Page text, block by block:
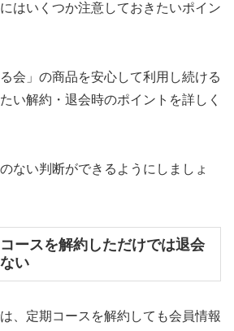
はいくつか注意しておきたいポイン
会」の商品を安心して利用し続ける
い解約・退会時のポイントを詳しく
ない判断ができるようにしましょ
ースを解約しただけでは退会
い
、定期コースを解約しても会員情報